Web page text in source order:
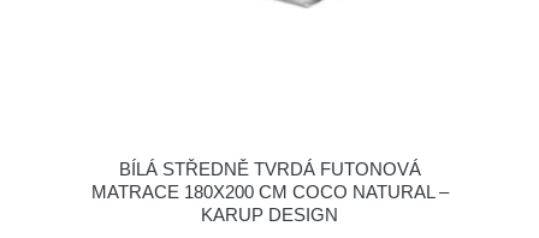
BÍLÁ STŘEDNĚ TVRDÁ FUTONOVÁ
MATRACE 180X200 CM COCO NATURAL –
KARUP DESIGN